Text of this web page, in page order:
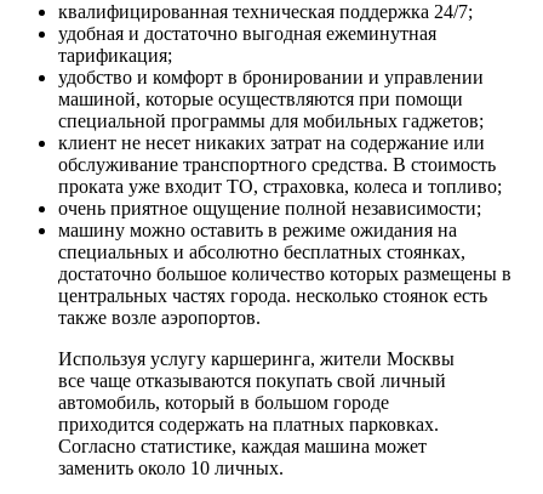
квалифицированная техническая поддержка 24/7;
удобная и достаточно выгодная ежеминутная
тарификация;
удобство и комфорт в бронировании и управлении
машиной, которые осуществляются при помощи
специальной программы для мобильных гаджетов;
клиент не несет никаких затрат на содержание или
обслуживание транспортного средства. В стоимость
проката уже входит ТО, страховка, колеса и топливо;
очень приятное ощущение полной независимости;
машину можно оставить в режиме ожидания на
специальных и абсолютно бесплатных стоянках,
достаточно большое количество которых размещены в
центральных частях города. несколько стоянок есть
также возле аэропортов.
Используя услугу каршеринга, жители Москвы
все чаще отказываются покупать свой личный
автомобиль, который в большом городе
приходится содержать на платных парковках.
Согласно статистике, каждая машина может
заменить около 10 личных.